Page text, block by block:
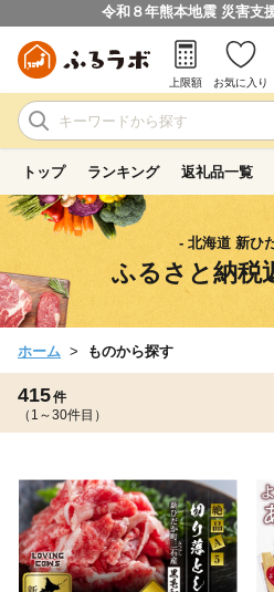
令和８年熊本地震 災害支
上限額 お気に入り
トップ ランキング 返礼品一覧
- 北海道 新ひ
ふるさと納税
ホーム ものから探す
415件
（1～30件目）